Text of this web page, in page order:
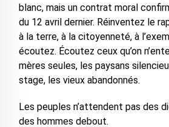
blanc, mais un contrat moral
du 12 avril dernier. Réinventez le
à la terre, à la citoyenneté, à
écoutez. Écoutez ceux qu’on
mères seules, les paysans
stage, les vieux abandonnés.
Les peuples n’attendent pas des
des hommes debout.